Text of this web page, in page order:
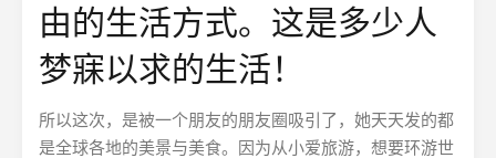
由的生活方式。这是多少人
梦寐以求的生活！
所以这次，是被一个朋友的朋友圈吸引了，她天天发的都
是全球各地的美景与美食。因为从小爱旅游，想要环游世